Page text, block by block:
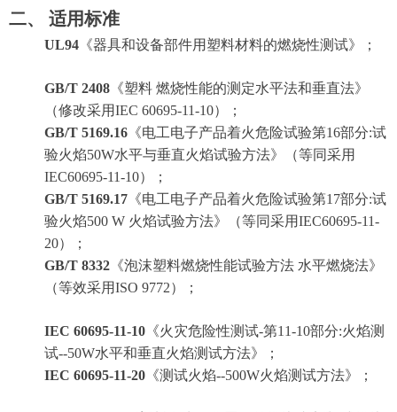
二、 适用标准
UL94 《器具和设备部件用塑料材料的燃烧性测试》；
GB/T 2408 《塑料 燃烧性能的测定水平法和垂直法》
（修改采用IEC 60695-11-10）；
GB/T 5169.16 《电工电子产品着火危险试验第16部分:试
验火焰50W水平与垂直火焰试验方法》（等同采用
IEC60695-11-10）；
GB/T 5169.17 《电工电子产品着火危险试验第17部分:试
验火焰500 W 火焰试验方法》（等同采用IEC60695-11-
20）；
GB/T 8332 《泡沫塑料燃烧性能试验方法 水平燃烧法》
（等效采用ISO 9772）；
IEC 60695-11-10 《火灾危险性测试-第11-10部分:火焰测
试--50W水平和垂直火焰测试方法》；
IEC 60695-11-20 《测试火焰--500W火焰测试方法》；